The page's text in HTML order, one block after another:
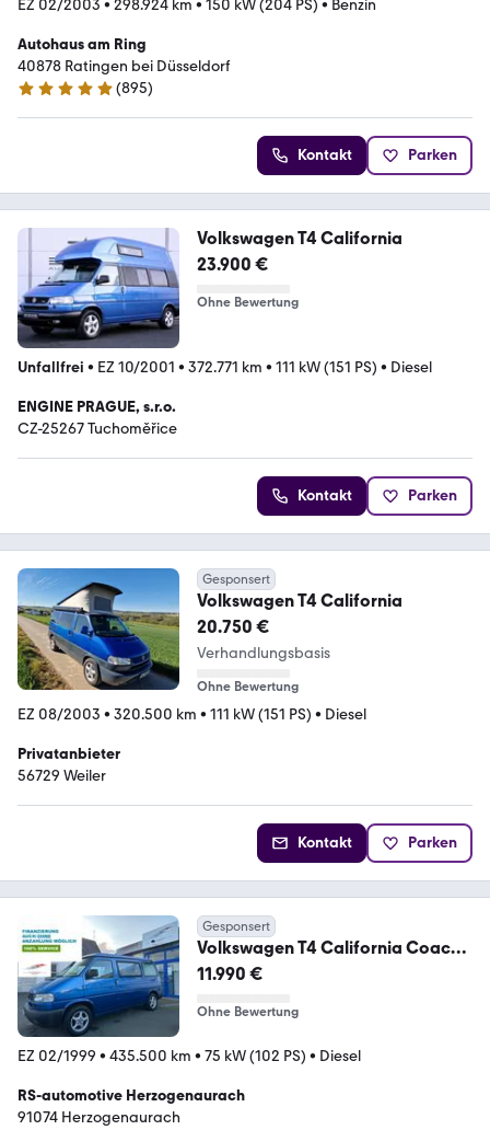
EZ 02/2003 • 298.924 km • 150 kW (204 PS) • Benzin
Autohaus am Ring
40878 Ratingen bei Düsseldorf
4.8 Sterne
(895)
Kontakt Parken
Volkswagen T4 California
23.900 €
Ohne Bewertung
Unfallfrei • EZ 10/2001 • 372.771 km • 111 kW (151 PS) • Diesel
ENGINE PRAGUE, s.r.o.
CZ-25267 Tuchoměřice
Kontakt Parken
Gesponsert
Volkswagen T4 California
20.750 €
Verhandlungsbasis
Ohne Bewertung
EZ 08/2003 • 320.500 km • 111 kW (151 PS) • Diesel
Privatanbieter
56729 Weiler
Kontakt Parken
Gesponsert
Volkswagen T4 California Coach
2.5TDI*WoMo*Küche*Sthzg*Dac
11.990 €
Ohne Bewertung
EZ 02/1999 • 435.500 km • 75 kW (102 PS) • Diesel
RS-automotive Herzogenaurach
91074 Herzogenaurach